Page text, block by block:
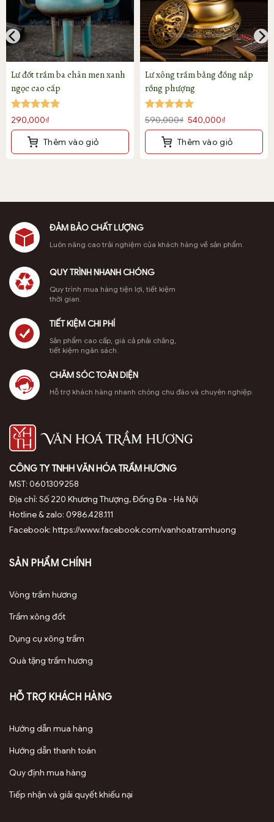
Phụ kiện đi kèm lư có một miếng lót chống cháy để giúp dễ dàng
vệ sinh và sử dụng được với nhiều loại nhang trầm khác nhau.
II. Ưu điểm nổi bật của lư xông trầm bằng gỗ óc
chó
Với thiết kế độc đáo, lư có nhiều ưu điểm nổi bật là sự lựa chọn
Kích thước lớn: Là một món đồ nghệ thuật trang trí trên bàn
Tiện dụng: Vừa có chức năng đựng nhang vừa là bộ phận
Lư đốt trầm ba chân men xanh
ngọc cao cấp
Được xếp
hạng55
290,000₫
Thêm vào giỏ
Lư xông trầm bằng đồng nắp
rồng phượng
Được xếp
hạng55
590,000₫ Giá
gốc
là:
540,000₫
hiện
tại
Thêm vào giỏ
ĐẢM BẢO CHẤT LƯỢNG
Luôn nâng cao trải nghiệm của khách hàng về sản phẩm.
QUY TRÌNH NHANH CHÓNG
Quy trình mua hàng tiện lợi, tiết kiệm
thời gian.
TIẾT KIỆM CHI PHÍ
Sản phẩm cao cấp, giá cả phải chăng,
tiết kiệm ngân sách.
CHĂM SÓC TOÀN DIỆN
Hỗ trợ khách hàng nhanh chóng chu đáo và chuyên nghiệp.
CÔNG TY TNHH VĂN HÓA TRẦM HƯƠNG
MST: 0601309258
Địa chỉ: Số 220 Khương Thượng, Đống Đa - Hà Nội
Hotline & zalo: 0986.428.111
Facebook: https://www.facebook.com/vanhoatramhuong
SẢN PHẨM CHÍNH
Vòng trầm hương
Trầm xông đốt
Dụng cụ xông trầm
Quà tặng trầm hương
HỖ TRỢ KHÁCH HÀNG
Hướng dẫn mua hàng
Hướng dẫn thanh toán
Quy định mua hàng
Tiếp nhận và giải quyết khiếu nại